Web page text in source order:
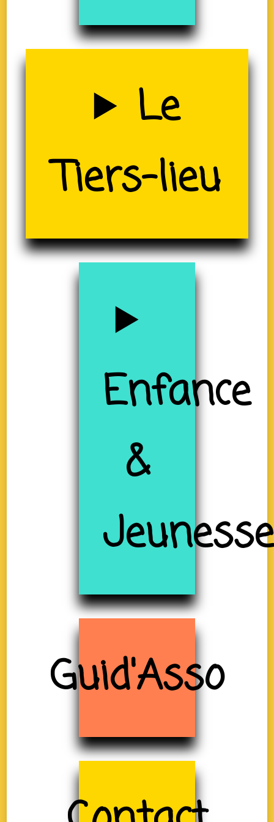
Uzerche
(19)
Le
Tiers-lieu
Enfance
&
Jeunesse
Guid'Asso